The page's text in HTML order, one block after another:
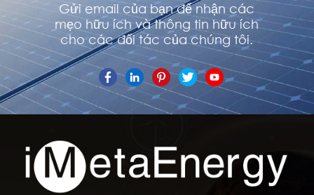
Gửi email của bạn để nhận các
mẹo hữu ích và thông tin hữu ích
cho các đối tác của chúng tôi.